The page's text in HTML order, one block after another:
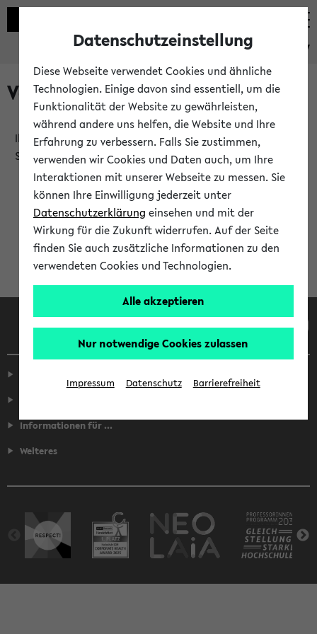
eKVV
Verlauf
Ihr Verlauf ist leer. Er wird sich im Verlauf Ihrer eKVV
Sitzung füllen.
Informationen für ...
Weiteres
Datenschutzeinstellung
Diese Webseite verwendet Cookies und ähnliche
Technologien. Einige davon sind essentiell, um die
Funktionalität der Website zu gewährleisten,
während andere uns helfen, die Website und Ihre
Erfahrung zu verbessern. Falls Sie zustimmen,
verwenden wir Cookies und Daten auch, um Ihre
Interaktionen mit unserer Webseite zu messen. Sie
können Ihre Einwilligung jederzeit unter
Datenschutzerklärung einsehen und mit der
Wirkung für die Zukunft widerrufen. Auf der Seite
finden Sie auch zusätzliche Informationen zu den
verwendeten Cookies und Technologien.
Alle akzeptieren
Nur notwendige Cookies zulassen
Impressum Datenschutz Barrierefreiheit